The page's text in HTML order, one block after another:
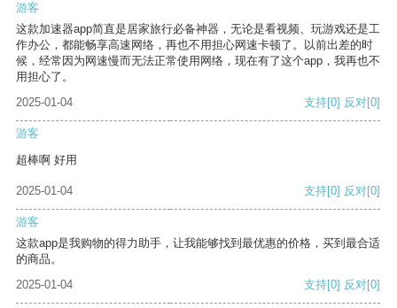
游客
这款加速器app简直是居家旅行必备神器，无论是看视频、玩游戏还是工
作办公，都能畅享高速网络，再也不用担心网速卡顿了。以前出差的时
候，经常因为网速慢而无法正常使用网络，现在有了这个app，我再也不
用担心了。
2025-01-04
支持[0] 反对[0]
游客
超棒啊 好用
2025-01-04 支持[0] 反对[0]
游客
这款app是我购物的得力助手，让我能够找到最优惠的价格，买到最合适
的商品。
2025-01-04
支持[0] 反对[0]